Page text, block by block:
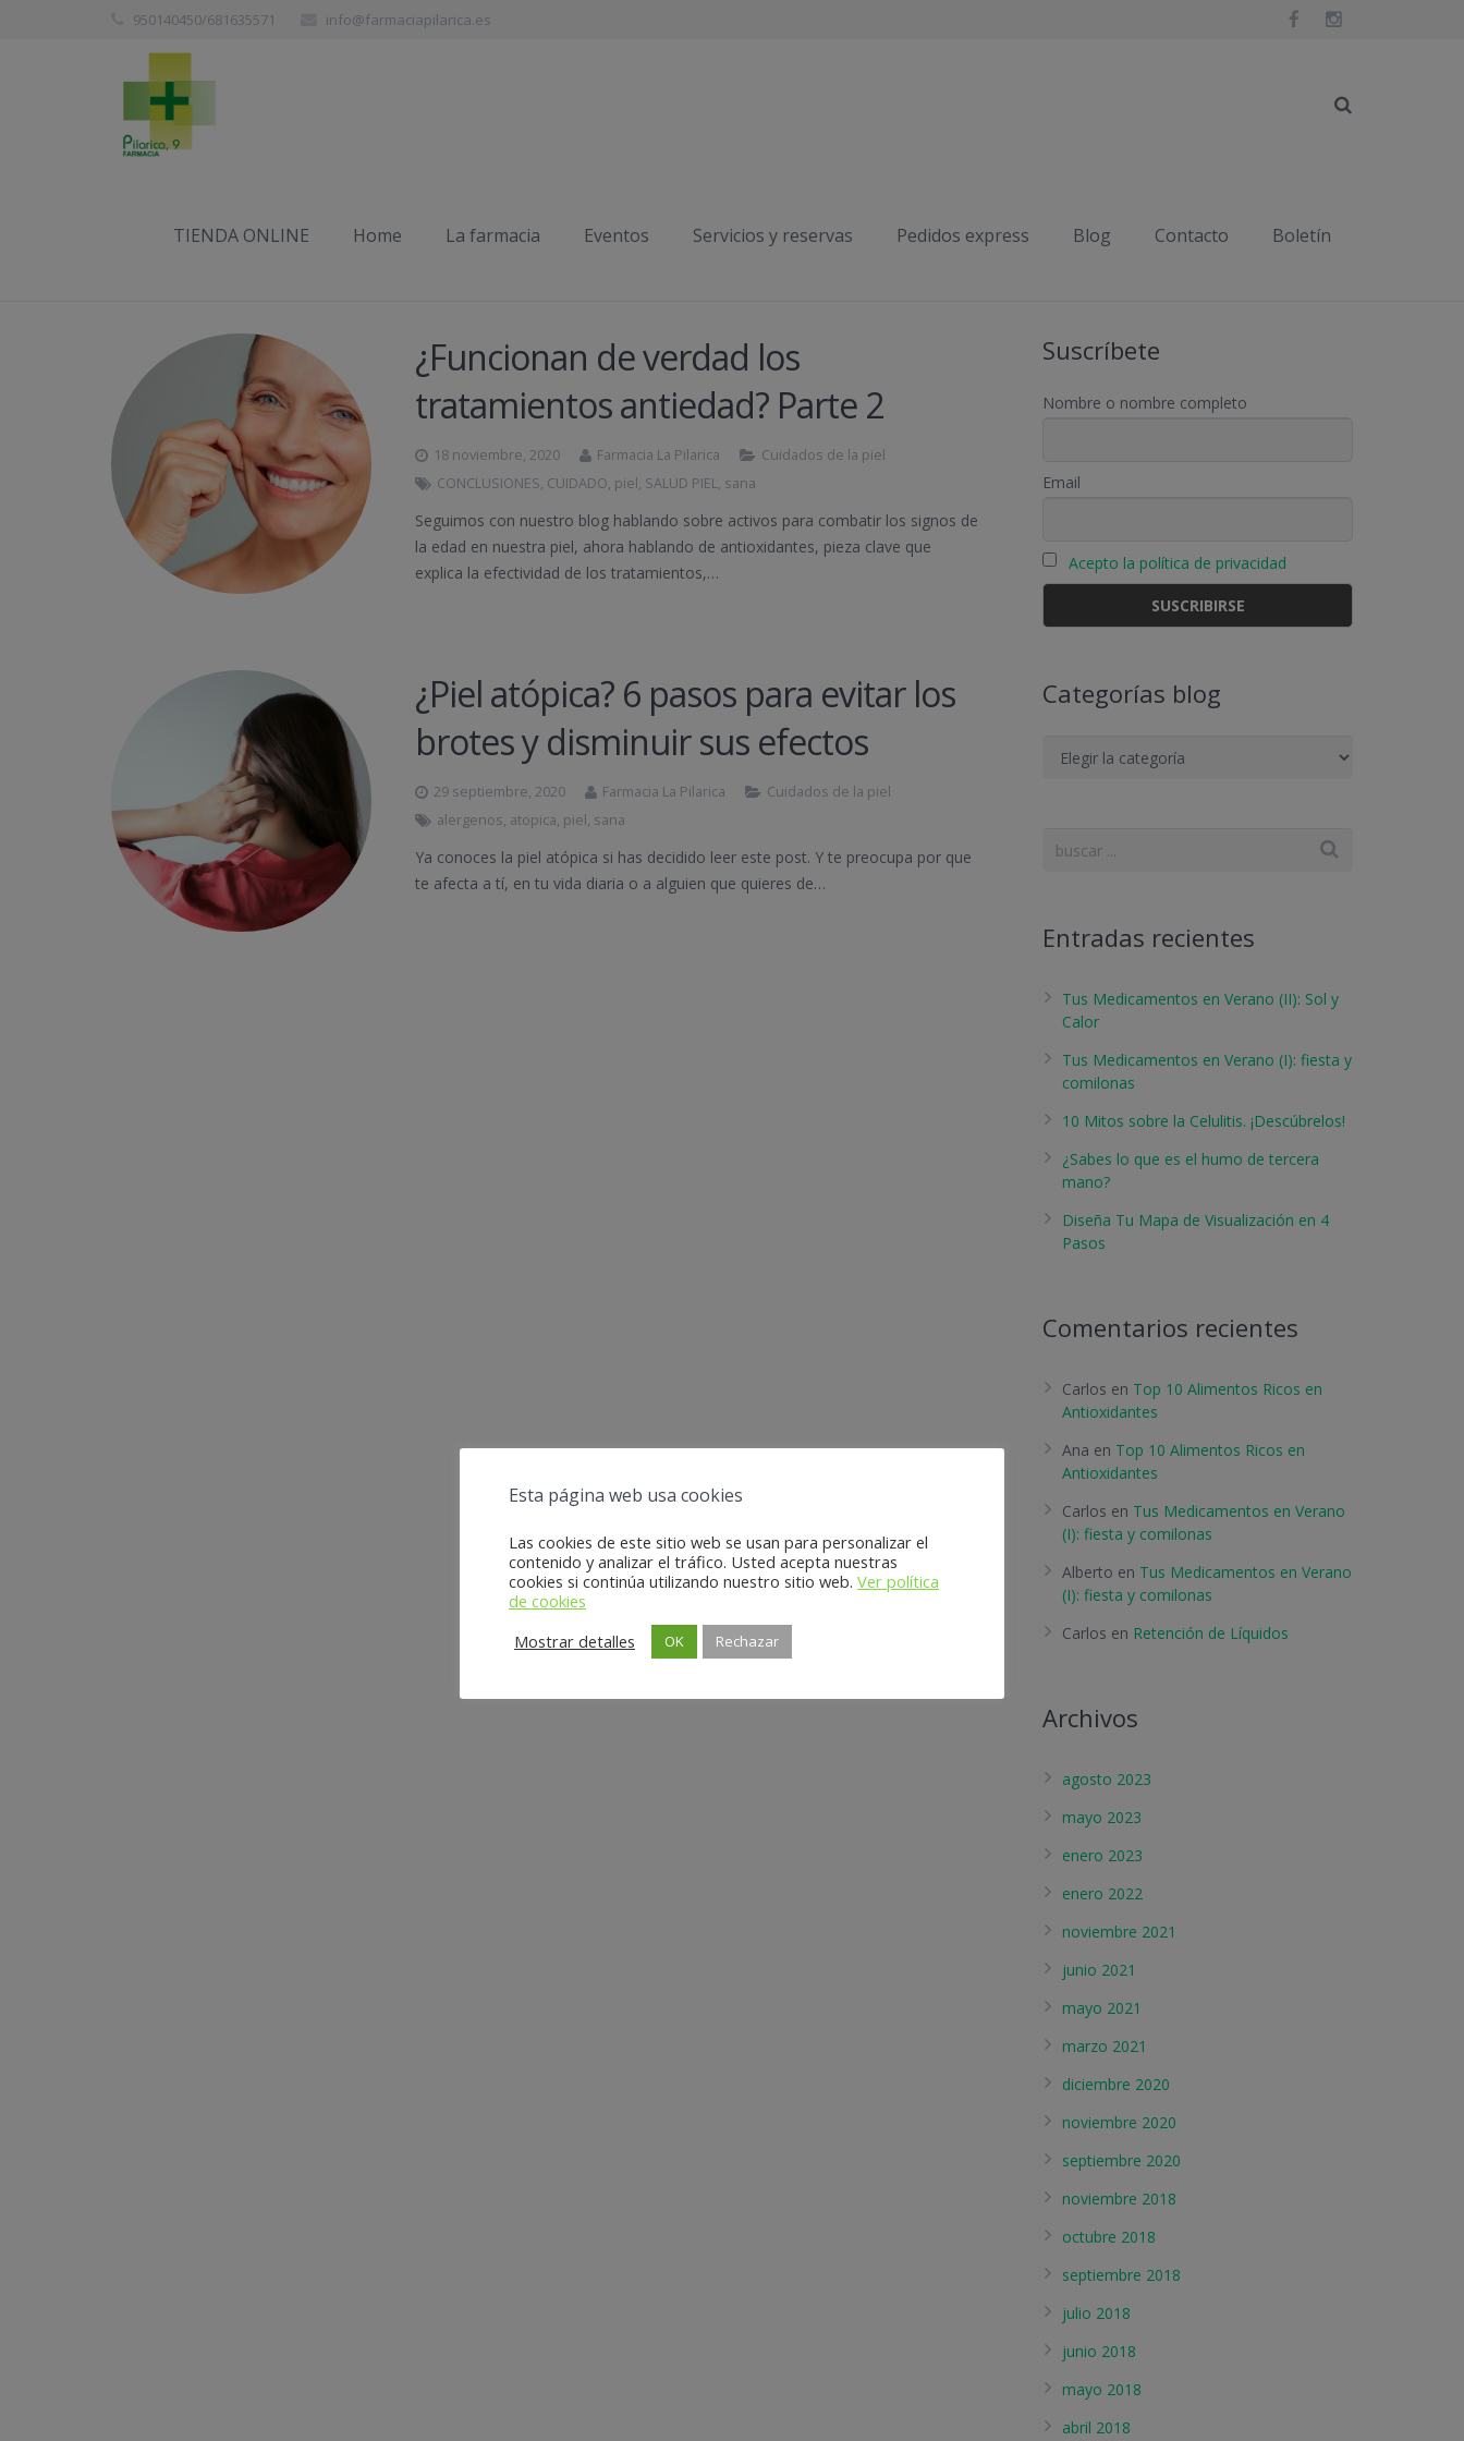
950140450/681635571 info@farmaciapilarica.es
TIENDA ONLINE Home La farmacia Eventos Servicios y reservas Pedidos express Blog Contacto Boletín
Etiqueta:sana
¿Funcionan de verdad los
tratamientos antiedad? Parte 2
18 noviembre, 2020 Farmacia La Pilarica
Cuidados de la piel
CONCLUSIONES, CUIDADO, piel, SALUD PIEL, sana
Seguimos con nuestro blog hablando sobre activos para combatir los signos de
la edad en nuestra piel, ahora hablando de antioxidantes, pieza clave que
explica la efectividad de los tratamientos,…
¿Piel atópica? 6 pasos para evitar los
brotes y disminuir sus efectos
29 septiembre, 2020 Farmacia La Pilarica
Cuidados de la piel
alergenos, atopica, piel, sana
Ya conoces la piel atópica si has decidido leer este post. Y te preocupa por que
te afecta a tí, en tu vida diaria o a alguien que quieres de…
Suscríbete
Nombre o nombre completo
Email
Acepto la política de privacidad
Categorías blog
Categorías
Entradas recientes
Tus Medicamentos en Verano (II): Sol y
Calor
Tus Medicamentos en Verano (I): fiesta y
comilonas
10 Mitos sobre la Celulitis. ¡Descúbrelos!
¿Sabes lo que es el humo de tercera
mano?
Diseña Tu Mapa de Visualización en 4
Pasos
Comentarios recientes
Carlos en Top 10 Alimentos Ricos en
Antioxidantes
Ana en Top 10 Alimentos Ricos en
Antioxidantes
Carlos en Tus Medicamentos en Verano
(I): fiesta y comilonas
Alberto en Tus Medicamentos en Verano
(I): fiesta y comilonas
Carlos en Retención de Líquidos
Archivos
agosto 2023
mayo 2023
enero 2023
enero 2022
noviembre 2021
junio 2021
mayo 2021
marzo 2021
diciembre 2020
noviembre 2020
septiembre 2020
noviembre 2018
octubre 2018
septiembre 2018
julio 2018
junio 2018
mayo 2018
abril 2018
Esta página web usa cookies
Las cookies de este sitio web se usan para personalizar el
contenido y analizar el tráfico. Usted acepta nuestras
cookies si continúa utilizando nuestro sitio web. Ver política
de cookies
Mostrar detalles
OK Rechazar